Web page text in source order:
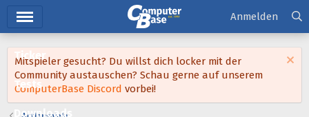
Ticker
Tests
Downloads
Anmelden
Mitspieler gesucht? Du willst dich locker mit der
Community austauschen? Schau gerne auf unserem
ComputerBase Discord vorbei!